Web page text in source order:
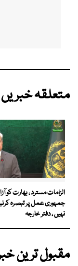
متعلقہ خبریں
الزامات مسترد ، بھارت کو
جمہوری عمل پر تبصرہ
نہیں ، دفتر خارجہ
مقبول ترین